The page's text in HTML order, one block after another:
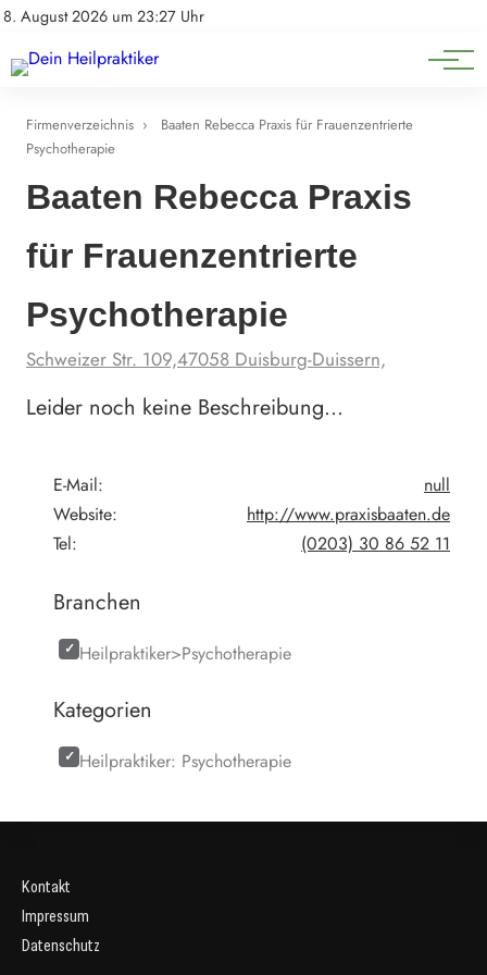
8. August 2026 um 23:27 Uhr
Impressum
Natürliche Medizin
Heilpflanzen & Kräuterkunde
Firmenverzeichnis ›
Baaten Rebecca Praxis für Frauenzentrierte
Psychotherapie
Baaten Rebecca Praxis
für Frauenzentrierte
Psychotherapie
Schweizer Str. 109,47058 Duisburg-Duissern,
Leider noch keine Beschreibung…
E-Mail:
null
Website:
http://www.praxisbaaten.de
Tel:
(0203) 30 86 52 11
Branchen
Heilpraktiker>Psychotherapie
Kategorien
Heilpraktiker: Psychotherapie
Kontakt
Impressum
Datenschutz